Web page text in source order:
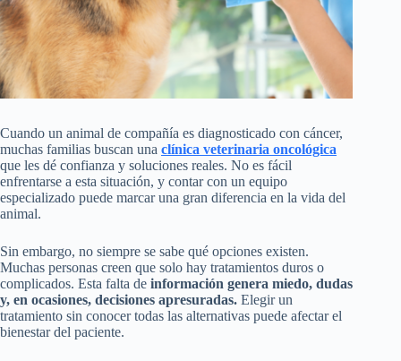
Cuando un animal de compañía es diagnosticado con cáncer,
muchas familias buscan una clínica veterinaria oncológica
que les dé confianza y soluciones reales. No es fácil
enfrentarse a esta situación, y contar con un equipo
especializado puede marcar una gran diferencia en la vida del
animal.
Sin embargo, no siempre se sabe qué opciones existen.
Muchas personas creen que solo hay tratamientos duros o
complicados. Esta falta de información genera miedo, dudas
y, en ocasiones, decisiones apresuradas. Elegir un
tratamiento sin conocer todas las alternativas puede afectar el
bienestar del paciente.